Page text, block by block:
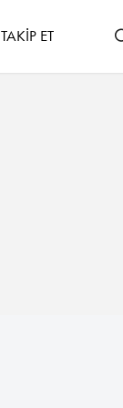
TAKİP ET